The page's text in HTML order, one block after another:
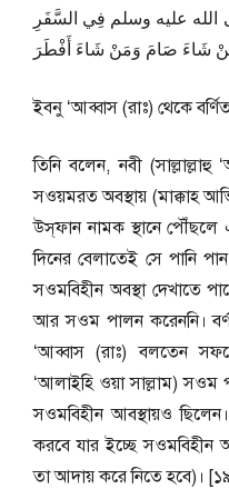
عليه وسلم فِي السَّفَرِ
ইবনু ‘আব্বাস (রাঃ) থেকে
তিনি বলেন, নবী
সওয়মরত অবস্থায় (মাক্কাহ
উস্‌ফান নামক স্থানে পৌঁছলে
দিনের বেলাতেই সে পানি
সওমবিহীন অবস্থা দেখাতে
আর সওম পালন করেননি।
‘আব্বাস (রাঃ) বলতেন
‘আলাইহি ওয়া সাল্লাম)
সওমবিহীন আবস্থায়ও
করবে যার ইচ্ছে সওমবিহীন
তা আদায় করে নিতে হবে)।